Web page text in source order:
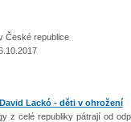
České republice
Lackó - děti v ohrožení
z celé republiky pátrají od